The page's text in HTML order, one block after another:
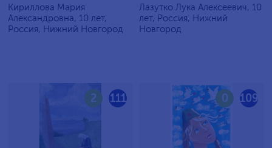
Кириллова Мария
Александровна, 10 лет,
Россия, Нижний Новгород
Лазутко Лука Алексеевич, 10
лет, Россия, Нижний
Новгород
111
2 109
0